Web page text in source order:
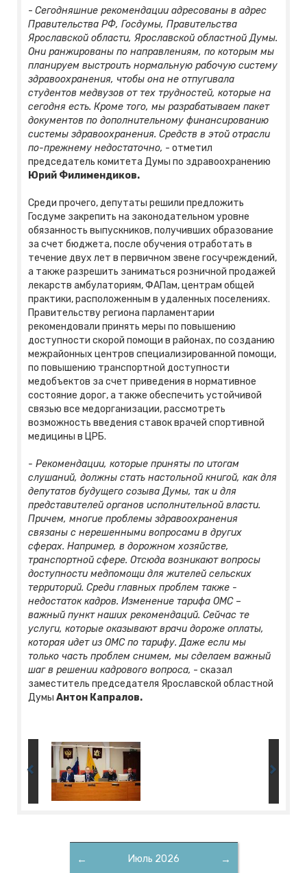
- Сегодняшние рекомендации адресованы в адрес
Правительства РФ, Госдумы, Правительства
Ярославской области, Ярославской областной Думы.
Они ранжированы по направлениям, по которым мы
планируем выстроить нормальную рабочую систему
здравоохранения, чтобы она не отпугивала
студентов медвузов от тех трудностей, которые на
сегодня есть. Кроме того, мы разрабатываем пакет
документов по дополнительному финансированию
системы здравоохранения. Средств в этой отрасли
по-прежнему недостаточно, - отметил
председатель комитета Думы по здравоохранению
Юрий Филимендиков.
Среди прочего, депутаты решили предложить
Госдуме закрепить на законодательном уровне
обязанность выпускников, получивших образование
за счет бюджета, после обучения отработать в
течение двух лет в первичном звене госучреждений,
а также разрешить заниматься розничной продажей
лекарств амбулаториям, ФАПам, центрам общей
практики, расположенным в удаленных поселениях.
Правительству региона парламентарии
рекомендовали принять меры по повышению
доступности скорой помощи в районах, по созданию
межрайонных центров специализированной помощи,
по повышению транспортной доступности
медобъектов за счет приведения в нормативное
состояние дорог, а также обеспечить устойчивой
связью все медорганизации, рассмотреть
возможность введения ставок врачей спортивной
медицины в ЦРБ.
- Рекомендации, которые приняты по итогам
слушаний, должны стать настольной книгой, как для
депутатов будущего созыва Думы, так и для
представителей органов исполнительной власти.
Причем, многие проблемы здравоохранения
связаны с нерешенными вопросами в других
сферах. Например, в дорожном хозяйстве,
транспортной сфере. Отсюда возникают вопросы
доступности медпомощи для жителей сельских
территорий. Среди главных проблем также -
недостаток кадров. Изменение тарифа ОМС –
важный пункт наших рекомендаций. Сейчас те
услуги, которые оказывают врачи дороже оплаты,
которая идет из ОМС по тарифу. Даже если мы
только часть проблем снимем, мы сделаем важный
шаг в решении кадрового вопроса, - сказал
заместитель председателя Ярославской областной
Думы Антон Капралов.
← →
Июль 2026